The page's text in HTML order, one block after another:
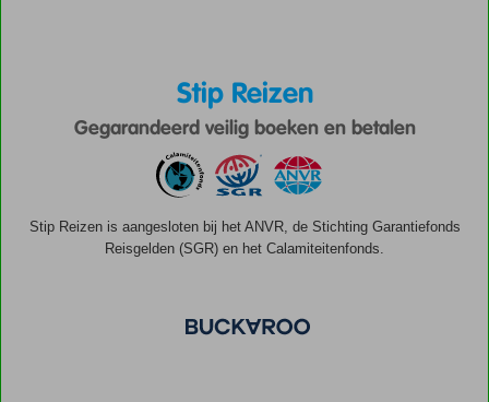
Stip Reizen
Gegarandeerd veilig boeken en betalen
Stip Reizen is aangesloten bij het ANVR, de Stichting Garantiefonds
Reisgelden (SGR) en het Calamiteitenfonds.